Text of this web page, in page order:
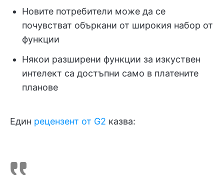
Новите потребители може да се
почувстват объркани от широкия набор от
функции
Някои разширени функции за изкуствен
интелект са достъпни само в платените
планове
Един рецензент от G2 казва: